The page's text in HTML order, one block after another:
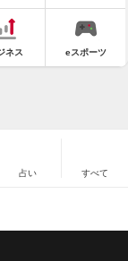
ネス eスポーツ
占い すべて